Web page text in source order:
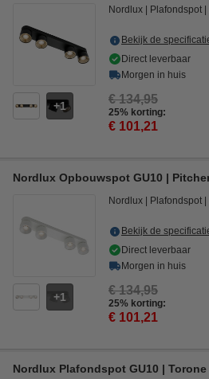
1
Nordlux Plafondspot
Bekijk de
Direct leverbaar
Morgen in huis
€ 134,95
25% korting:
€ 101,21
Nordlux Opbouwspot GU10 |
1
Nordlux Plafondspot
Bekijk de
Direct leverbaar
Morgen in huis
€ 134,95
25% korting:
€ 101,21
Nordlux Plafondspot GU10 |